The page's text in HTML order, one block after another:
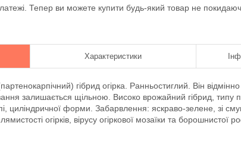
Тепер ви можете купити будь-який товар не
Характеристики
гiбрид огiрка. Ран­ньостиглий. Вiн
залишається щiльною. Високо­ врожайний гiбрид,
цилiндричної форми. Забарвлення: яскраво-зелене, зi
огiркiв, вiрусу огiркової мозаїки та борошнистої